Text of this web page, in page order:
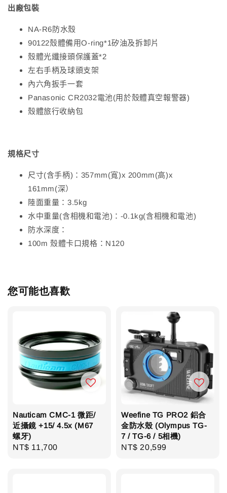
出廠包裝
NA-R6防水殼
90122殼體備用O-ring*1矽油及拆卸片
殼體光纖接頭保護蓋*2
左右手柄及球頭支架
內六角扳手一套
Panasonic CR2032電池(用於殼體真空報警器)
殼體旅行收納包
規格尺寸
尺寸(含手柄)：357mm(寬)x 200mm(高)x
161mm(深）
陸面重量：3.5kg
水中重量(含相機和電池)：-0.1kg(含相機和電池)
防水深度：
100m 殼體卡口規格：N120
您可能也喜歡
Nauticam CMC-1 微距/
近攝鏡 +15/ 4.5x (M67
螺牙)
Regular
NT$ 11,700
Weefine TG PRO2 鋁合
金防水殼 (Olympus TG-
7 / TG-6 / 5相機)
Regular
NT$ 20,599